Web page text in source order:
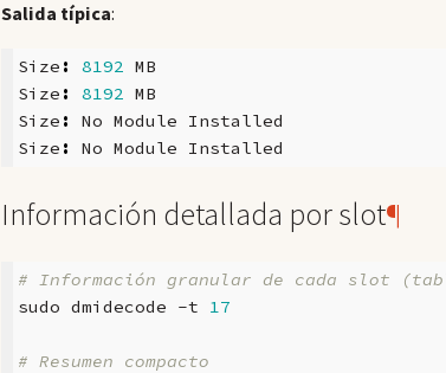
Salida típica:
Size : 8192 MB
Size : 8192 MB
Size : No Module
Installed
Size : No Module Installed
Información detallada por slot¶
# Información granular de cada slot
sudo dmidecode -t 17
# Resumen compacto